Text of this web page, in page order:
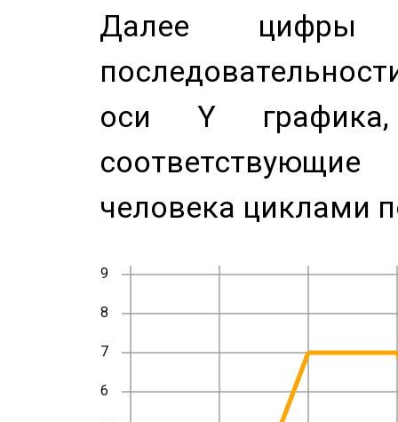
Далее цифры
оси Y
человека циклами